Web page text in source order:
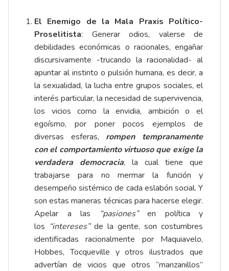
El Enemigo de la Mala Praxis Político-
Proselitista: Generar odios, valerse de
debilidades económicas o racionales, engañar
discursivamente -trucando la racionalidad- al
apuntar al instinto o pulsión humana, es decir, a
la sexualidad, la lucha entre grupos sociales, el
interés particular, la necesidad de supervivencia,
los vicios como la envidia, ambición o el
egoísmo, por poner pocos ejemplos de
diversas esferas, rompen tempranamente
con el comportamiento virtuoso que exige la
verdadera democracia, la cual tiene que
trabajarse para no mermar la función y
desempeño sistémico de cada eslabón social. Y
son estas maneras técnicas para hacerse elegir.
Apelar a las
“pasiones”en política y
los “intereses”de la gente, son costumbres
identificadas racionalmente por Maquiavelo,
Hobbes, Tocqueville y otros ilustrados que
advertían de vicios que otros “manzanillos”